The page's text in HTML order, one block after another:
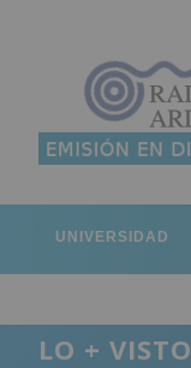
UNIVERSIDAD
LO + VISTO